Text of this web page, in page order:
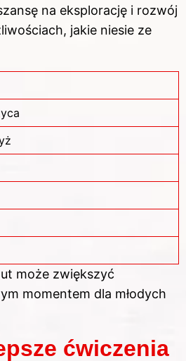
na eksplorację i rozwój
jakie niesie ze
może zwiększyć
momentem dla młodych
ćwiczenia